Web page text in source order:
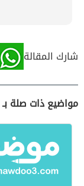
شارك المقالة
مواضيع ذات صلة